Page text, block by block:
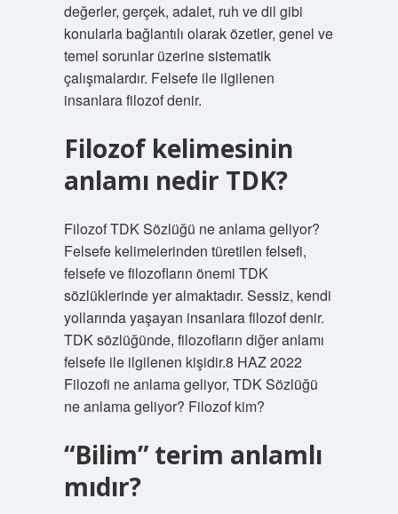
değerler, gerçek, adalet, ruh ve dil gibi
konularla bağlantılı olarak özetler, genel ve
temel sorunlar üzerine sistematik
çalışmalardır. Felsefe ile ilgilenen
insanlara filozof denir.
Filozof kelimesinin
anlamı nedir TDK?
Filozof TDK Sözlüğü ne anlama geliyor?
Felsefe kelimelerinden türetilen felsefi,
felsefe ve filozofların önemi TDK
sözlüklerinde yer almaktadır. Sessiz, kendi
yollarında yaşayan insanlara filozof denir.
TDK sözlüğünde, filozofların diğer anlamı
felsefe ile ilgilenen kişidir.8 HAZ 2022
Filozofi ne anlama geliyor, TDK Sözlüğü
ne anlama geliyor? Filozof kim?
“Bilim” terim anlamlı
mıdır?